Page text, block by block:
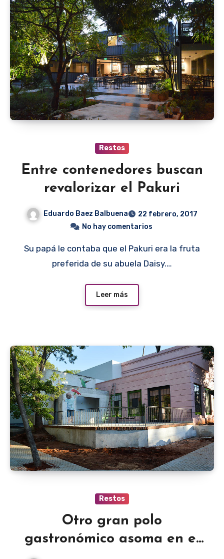
Restos
Entre contenedores buscan
revalorizar el Pakuri
Eduardo Baez Balbuena
22 febrero, 2017
No hay comentarios
Su papá le contaba que el Pakuri era la fruta
preferida de su abuela Daisy.…
Leer más
Restos
Otro gran polo
gastronómico asoma en el